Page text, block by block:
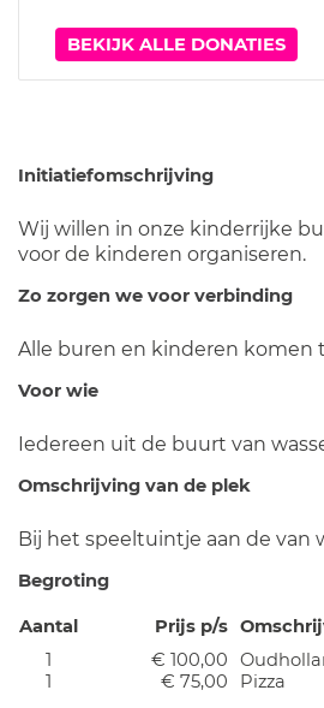
BEKIJK ALLE DONATIES
Initiatiefomschrijving
Wij willen in onze kinderrijke
voor de kinderen organiseren.
Zo zorgen we voor verbinding
Alle buren en kinderen komen
Voor wie
Iedereen uit de buurt van
Omschrijving van de plek
Bij het speeltuintje aan de van
Begroting
Aantal Prijs p/s
1
€ 100,00
1
€ 75,00 Pizza